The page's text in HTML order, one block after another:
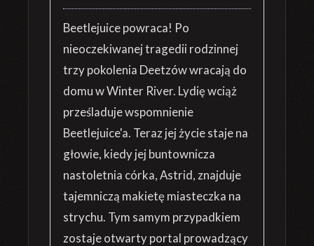
Beetlejuice powraca! Po
nieoczekiwanej tragedii rodzinnej
trzy pokolenia Deetzów wracają do
domu w Winter River. Lydię wciąż
prześladuje wspomnienie
Beetlejuice'a. Teraz jej życie staje na
głowie, kiedy jej buntownicza
nastoletnia córka, Astrid, znajduje
tajemniczą makietę miasteczka na
strychu. Tym samym przypadkiem
zostaje otwarty portal prowadzący